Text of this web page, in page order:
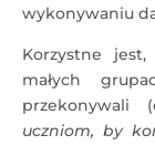
wykonywaniu
Korzystne
małych
przekonywali
uczniom, by